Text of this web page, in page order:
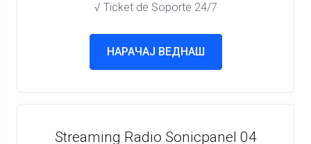
√ Ticket de Soporte 24/7
НАРАЧАЈ ВЕДНАШ
Streaming Radio Sonicpanel 04